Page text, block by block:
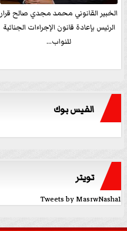
الخبير القانوني محمد مجدي صالح قرار
الرئيس بإعادة قانون الإجراءات الجنائية
للنواب...
الفيس بوك
تويتر
Tweets by MasrwNasha1